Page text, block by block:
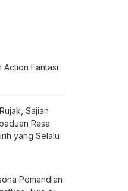
Action Fantasi
Sajian
Rasa
yang Selalu
Pemandian